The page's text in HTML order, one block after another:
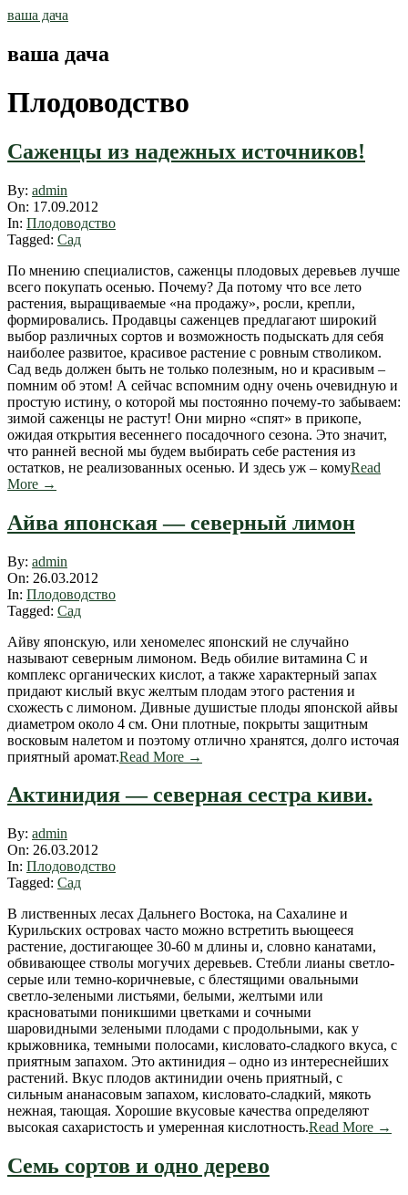
Skip
ваша дача
ваша дача
Плодоводство
Саженцы из надежных источников!
2012-
09-
17
By: admin
On: 17.09.2012
In: Плодоводство
Tagged: Сад
По мнению специалистов, саженцы плодовых деревьев лучше
всего покупать осенью. Почему? Да потому что все лето
растения, выращиваемые «на продажу», росли, крепли,
формировались. Продавцы саженцев предлагают широкий
выбор различных сортов и возможность подыскать для себя
наиболее развитое, красивое растение с ровным стволиком.
Сад ведь должен быть не только полезным, но и красивым –
помним об этом! А сейчас вспомним одну очень очевидную и
простую истину, о которой мы постоянно почему-то забываем:
зимой саженцы не растут! Они мирно «спят» в прикопе,
ожидая открытия весеннего посадочного сезона. Это значит,
что ранней весной мы будем выбирать себе растения из
остатков, не реализованных осенью. И здесь уж – комуRead
More →
Айва японская — северный лимон
2012-
03-
26
By: admin
On: 26.03.2012
In: Плодоводство
Tagged: Сад
Айву японскую, или хеномелес японский не случайно
называют северным лимоном. Ведь обилие витамина С и
комплекс органических кислот, а также характерный запах
придают кислый вкус желтым плодам этого растения и
схожесть с лимоном. Дивные душистые плоды японской айвы
диаметром около 4 см. Они плотные, покрыты защитным
восковым налетом и поэтому отлично хранятся, долго источая
приятный аромат.Read More →
Актинидия — северная сестра киви.
2012-
03-
26
By: admin
On: 26.03.2012
In: Плодоводство
Tagged: Сад
В лиственных лесах Дальнего Востока, на Сахалине и
Курильских островах часто можно встретить вьющееся
растение, достигающее 30-60 м длины и, словно канатами,
обвивающее стволы могучих деревьев. Стебли лианы светло-
серые или темно-коричневые, с блестящими овальными
светло-зелеными листьями, белыми, желтыми или
красноватыми поникшими цветками и сочными
шаровидными зелеными плодами с продольными, как у
крыжовника, темными полосами, кисловато-сладкого вкуса, с
приятным запахом. Это актинидия – одно из интереснейших
растений. Вкус плодов актинидии очень приятный, с
сильным ананасовым запахом, кисловато-сладкий, мякоть
нежная, тающая. Хорошие вкусовые качества определяют
высокая сахаристость и умеренная кислотность.Read More →
Семь сортов и одно дерево